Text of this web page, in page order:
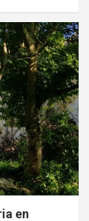
en